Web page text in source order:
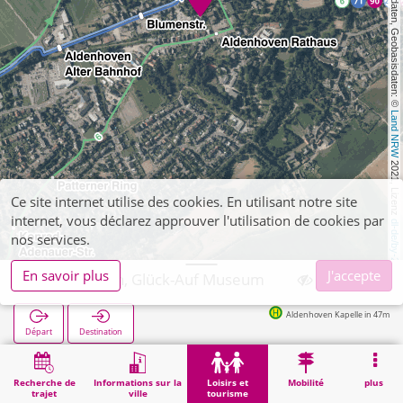
, Kartendaten, Geobasisdaten: ©
Land NRW
2021, Lizenz
dl-de/by-2-0
Recherche de
trajet
Informations sur la
ville
Loisirs et
tourisme
Mobilité plus
Aldenhoven, Glück-Auf Museum
Départ Destination
Aldenhoven Kapelle in 47m
Démarrage Loisirs et tourisme Aldenhoven, Glück-Auf Museum
Ce site internet utilise des cookies. En utilisant notre site
internet, vous déclarez approuver l'utilisation de cookies par
nos services.
En savoir plus
J'accepte